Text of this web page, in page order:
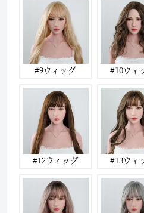
#9ウィッグ #10ウィ
#12ウィッグ #13ウィ